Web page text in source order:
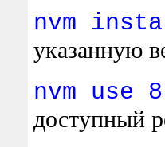
nvm
указанную
nvm use
доступный